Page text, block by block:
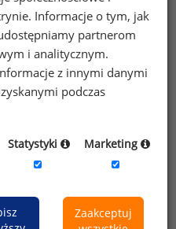
wzrostem popytu na tego
cen tych usług.
między popytem
do stanu
z powodu
pracowników
Wzrost podaży (która
elastyczna), pociągnie
nad ekonomiką
Informacje o tym, jak
partnerom
i analitycznym.
z innymi danymi
podczas
Statystyki Marketing
Zaakceptuj